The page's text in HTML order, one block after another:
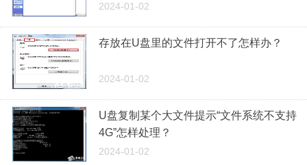
2024-01-02
存放在U盘里的文件打开不了怎样办？
2024-01-02
U盘复制某个大文件提示“文件系统不支持
4G”怎样处理？
2024-01-02